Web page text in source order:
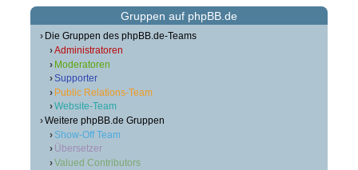
Gruppen auf phpBB.de
Die Gruppen des phpBB.de-Teams
Administratoren
Moderatoren
Supporter
Public Relations-Team
Website-Team
Weitere phpBB.de Gruppen
Show-Off Team
Übersetzer
Valued Contributors